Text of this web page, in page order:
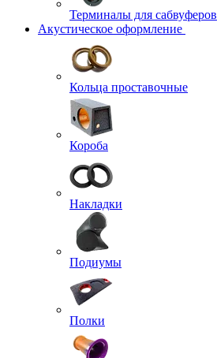
Терминалы для сабвуферов
Акустическое оформление
Кольца проставочные
Короба
Накладки
Подиумы
Полки